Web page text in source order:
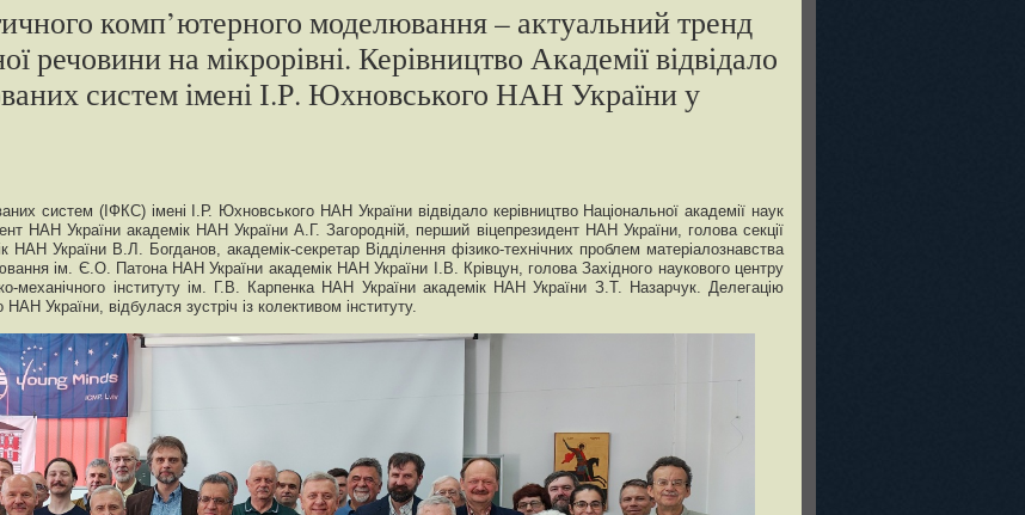
комп’ютерного моделювання – актуальний тренд
речовини на мікрорівні. Керівництво Академії відвідало
систем імені І.Р. Юхновського НАН України у
систем (ІФКС) імені І.Р. Юхновського НАН України відвідало керівництво Національної академії наук
НАН України академік НАН України А.Г. Загородній, перший віцепрезидент НАН України, голова секції
НАН України В.Л. Богданов, академік-секретар Відділення фізико-технічних проблем матеріалознавства
ім. Є.О. Патона НАН України академік НАН України І.В. Крівцун, голова Західного наукового центру
механічного інституту ім. Г.В. Карпенка НАН України академік НАН України З.Т. Назарчук. Делегацію
України, відбулася зустріч із колективом інституту.